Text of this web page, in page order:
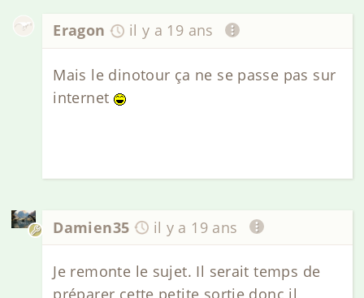
Eragon il y a 19 ans
Mais le dinotour ça ne se passe pas sur
internet
Damien35 il y a 19 ans
Je remonte le sujet. Il serait temps de
préparer cette petite sortie donc il